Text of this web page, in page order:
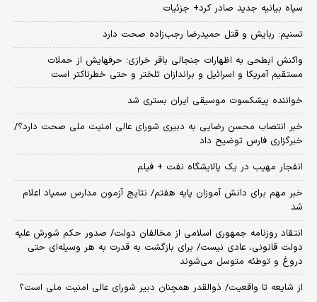
سپاه بیانیه جدید صادر کرد+ جزئیات
تسنیم: ربایش و قتل حمیدرضا رجب‌زاده صحت دارد
واکنش ابطحی به اظهارات جنجالی باقر خرازی؛ حرفهایش از حملات
مستقیم آمریکا و اسرائیل و براندازان تلختر و حتی خطرناکتر است
خواننده پیشکسوت موسیقی ایران بستری شد
خبر انتصاب محسن رضایی به دبیری شورای عالی امنیت ملی صحت دارد؟/
خبرگزاری فارس توضیح داد
انفجار مهیب در یک پالایشگاه نفت + فیلم
خبر مهم برای دانش آموزان پایه هفتم/ نتایج آزمون مدارس سمپاد اعلام
شد
انتقاد روزنامه جمهوری اسلامی از مخالفان دولت/ صدور حکم شورش علیه
دولت قانونی، عادی نیست/ برای بازگشت به قدرت به هر وسیله‌ای حتی
دروغ و توطئه متوسل می‌شوند
از شایعه تا واقعیت/ ذوالقدر همچنان دبیر شورای ‌عالی امنیت ملی است؟